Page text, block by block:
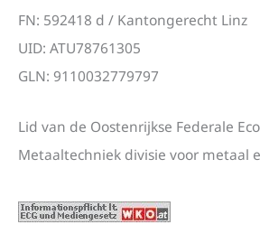
FN: 592418 d / Kantongerecht Linz
UID: ATU78761305
GLN: 9110032779797
Lid van de Oostenrijkse Federale
Metaaltechniek divisie voor metaal